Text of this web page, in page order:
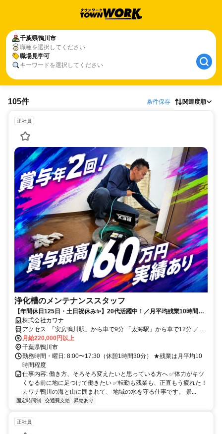
千葉県鴨川市
職種を選択してください
職場見学可
キーワードを選択してください
105件 条件保存 関連度順
正社員
浄化槽のメンテナンススタッフ
【年間休日125日・土日祝休み✨】20代活躍中！／月平均残業10時間／
資格全額負担／離職率3％
株式会社カワナ
アクセス: 「安房鴨川駅」から車で9分 「太海駅」から車で12分 ／
「江見駅」から車で18分 「安房天津駅」から車で20分 ／ 「安房小湊
駅」から車で25分 ★ 車・バイク・自転車通勤OK！（社内に無料駐車
場完備） ★ 勝浦駅や館山駅の周辺からマイカー通勤しているスタッ
フも活躍中です！ ★ 遠方からの引っ越し補助あり！ 移住やUターン
を考えている方もぜひご相談ください。
月給220,000円以上
千葉県鴨川市
勤務時間・曜日: 8:00〜17:30（休憩1時間30分） ★残業は月平均10
時間程度
仕事内容: 働き方、そろそろ変えたいと思っている方へ ✅体力がキツ
くなる前に地に足つけて働きたい ✅転勤も残業も、正直もう疲れた！
カワナ鴨川の海と山に囲まれて、 地域の水を守る仕事です。 景...
固定時間制 交通費支給 昇給あり
正社員